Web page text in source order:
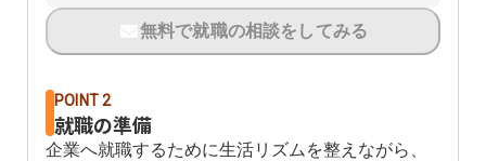
無料で就職の相談をしてみる
POINT 2
就職の準備
企業へ就職するために生活リズムを整えながら、